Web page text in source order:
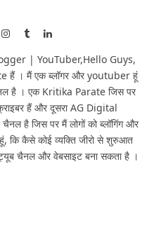
Instagram
TumblrLinkedIn
| YouTuber,Hello Guys,
हैं । मैं एक ब्लॉगर और youtuber हूं
है । एक Kritika Parate जिस पर
हैं और दूसरा AG Digital
है जिस पर मैं लोगों को ब्लॉगिंग और
कि कैसे कोई व्यक्ति जीरो से शुरुआत
चैनल और वेबसाइट बना सकता है ।